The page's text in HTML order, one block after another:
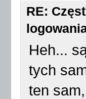
RE:
Heh...
tych
ten